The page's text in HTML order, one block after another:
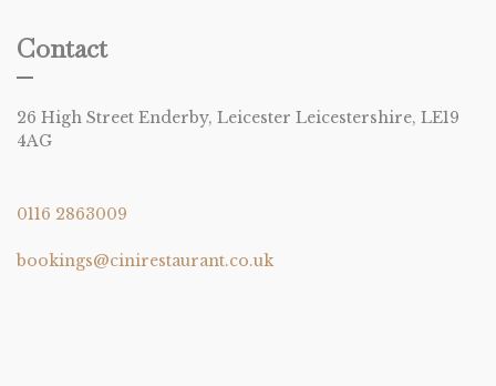
Contact
26 High Street Enderby, Leicester Leicestershire, LE19
4AG
0116 2863009
bookings@cinirestaurant.co.uk